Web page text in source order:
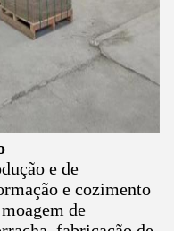
e de
e cozimento
de